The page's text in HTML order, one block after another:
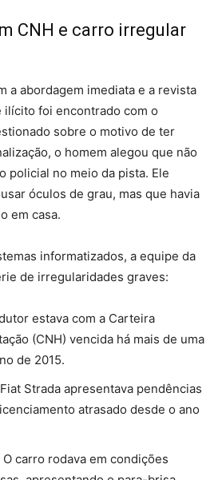
CNH e carro irregular
a abordagem imediata e a revista
ilícito foi encontrado com o
sobre o motivo de ter
o homem alegou que não
policial no meio da pista. Ele
óculos de grau, mas que havia
em casa.
informatizados, a equipe da
de irregularidades graves:
estava com a Carteira
(CNH) vencida há mais de uma
de 2015.
Strada apresentava pendências
atrasado desde o ano
carro rodava em condições